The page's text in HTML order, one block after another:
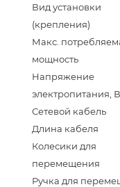
Вид установки
(крепления)
Макс.
мощность
Напряжение
электропитания, В
Сетевой кабель
Длина кабеля
Колесики для
перемещения
Ручка для